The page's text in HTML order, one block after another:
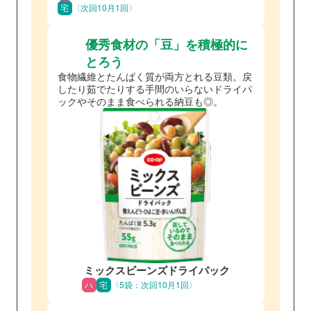
宅 〈次回10月1回〉
優秀食材の「豆」を積極的に
とろう
食物繊維とたんぱく質が両方とれる豆類。戻
したり茹でたりする手間のいらないドライパ
ックやそのまま食べられる納豆も◎。
ミックスビーンズドライパック
ハ 宅 〈5袋：次回10月1回〉